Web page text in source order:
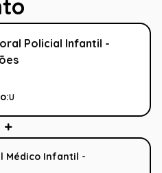
Policial Infantil -
U
Médico Infantil -